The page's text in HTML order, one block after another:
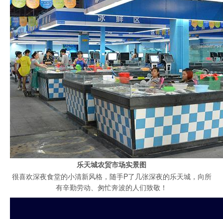
乐天城农贸市场实景图
很喜欢深夜食堂的小清新风格，随手P了几张深夜的乐天城，向所
有辛勤劳动、匆忙奔波的人们致敬！